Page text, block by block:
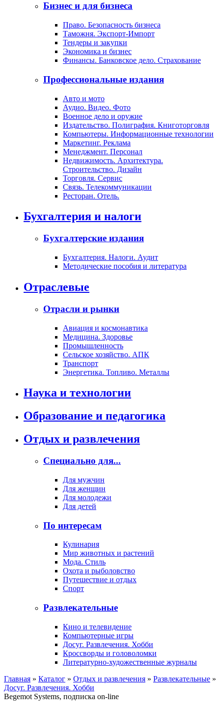
Бизнес и для бизнеса
Право. Безопасность бизнеса
Таможня. Экспорт-Импорт
Тендеры и закупки
Экономика и бизнес
Финансы. Банковское дело. Страхование
Профессиональные издания
Авто и мото
Аудио. Видео. Фото
Военное дело и оружие
Издательство. Полиграфия. Книготорговля
Компьютеры. Информационные технологии
Маркетинг. Реклама
Менеджмент. Персонал
Недвижимость. Архитектура.
Строительство. Дизайн
Торговля. Сервис
Связь. Телекоммуникации
Ресторан. Отель.
Бухгалтерия и налоги
Бухгалтерские издания
Бухгалтерия. Налоги. Аудит
Методические пособия и литература
Отраслевые
Отрасли и рынки
Авиация и космонавтика
Медицина. Здоровье
Промышленность
Сельское хозяйство. АПК
Транспорт
Энергетика. Топливо. Металлы
Наука и технологии
Образование и педагогика
Отдых и развлечения
Специально для...
Для мужчин
Для женщин
Для молодежи
Для детей
По интересам
Кулинария
Мир животных и растений
Мода. Стиль
Охота и рыболовство
Путешествие и отдых
Спорт
Развлекательные
Кино и телевидение
Компьютерные игры
Досуг. Развлечения. Хобби
Кроссворды и головоломки
Литературно-художественные журналы
Главная » Каталог » Отдых и развлечения » Развлекательные »
Досуг. Развлечения. Хобби
Begemot Systems, подписка on-line